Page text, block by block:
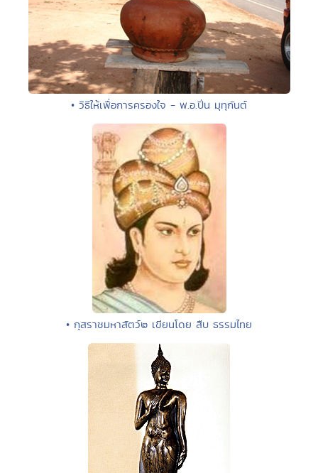
• วิธีให้เพื่อการครองใจ - พ.อ.ปิ่น มุทุกันต์
• กุสราชมหาสัตว์๒ เขียนโดย สืบ ธรรมไทย